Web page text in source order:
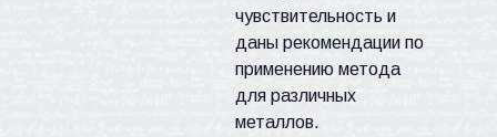
чувствительность и
даны рекомендации по
применению метода
для различных
металлов.